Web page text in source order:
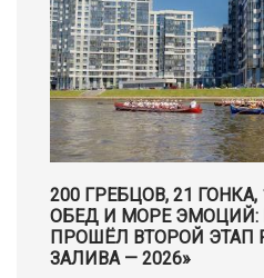
200 ГРЕБЦОВ, 21
ОБЕД И МОРЕ ЭМОЦИЙ:
ПРОШЁЛ ВТОРОЙ ЭТАП
ЗАЛИВА — 2026»